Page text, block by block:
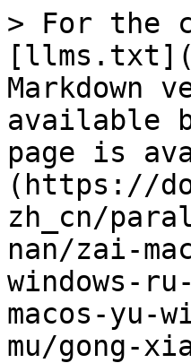
> For the
Markdown
available
page is
(https://
zh_cn/
nan/zai-
windows-
macos-yu-
mu/gong-